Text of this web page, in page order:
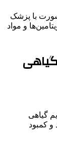
و مواد
گیاهی
و کمبود